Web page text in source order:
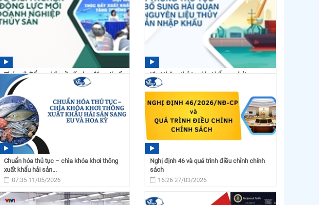
Tháo gỡ điểm nghẽn về vốn, lao động, thuế
và logistics cho...
10:07 07/07/2026
Khơi thông thủ tục khai bổ sung hải quan
cho nguyên liệu...
14:49 27/05/2026
Chuẩn hóa thủ tục – chìa khóa khơi thông
xuất khẩu hải sản...
07:35 11/05/2026
Nghị định 46 và quá trình điều chỉnh chính
sách
16:26 27/03/2026